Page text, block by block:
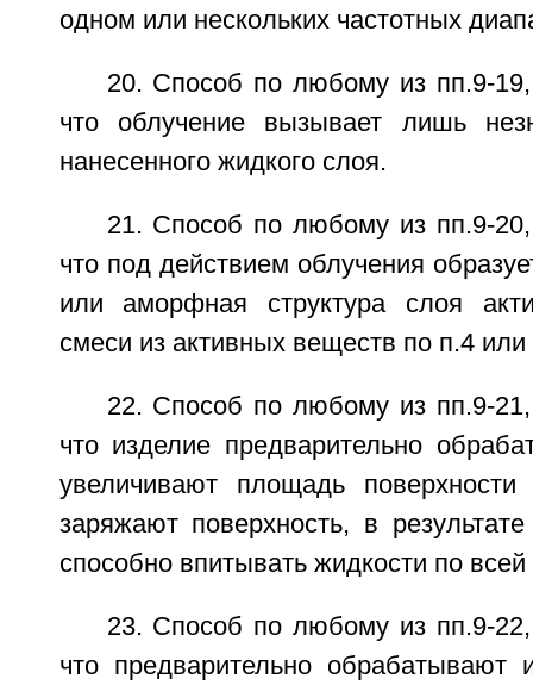
одном или нескольких частотных
20. Способ по любому из пп.9-
что облучение вызывает лишь
нанесенного жидкого слоя.
21. Способ по любому из пп.9-
что под действием облучения
или аморфная структура слоя
смеси из активных веществ по п.4
22. Способ по любому из пп.9-
что изделие предварительно
увеличивают площадь поверхности
заряжают поверхность, в
способно впитывать жидкости по всей
23. Способ по любому из пп.9-
что предварительно обрабатывают